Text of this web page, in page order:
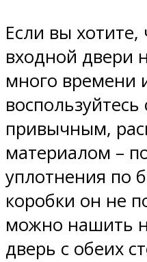
Если вы
входной двери
много времени
привычным,
материалом –
уплотнения по
коробки он не
можно нашить
дверь с обеих